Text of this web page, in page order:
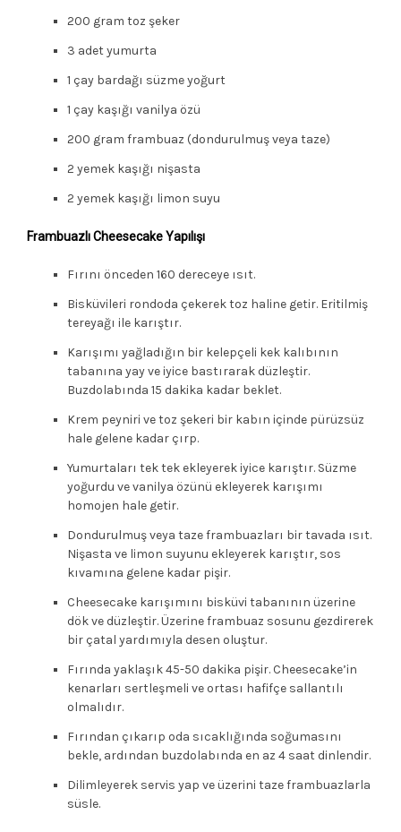
200 gram toz şeker
3 adet yumurta
1 çay bardağı süzme yoğurt
1 çay kaşığı vanilya özü
200 gram frambuaz (dondurulmuş veya taze)
2 yemek kaşığı nişasta
2 yemek kaşığı limon suyu
Frambuazlı Cheesecake Yapılışı
Fırını önceden 160 dereceye ısıt.
Bisküvileri rondoda çekerek toz haline getir. Eritilmiş
tereyağı ile karıştır.
Karışımı yağladığın bir kelepçeli kek kalıbının
tabanına yay ve iyice bastırarak düzleştir.
Buzdolabında 15 dakika kadar beklet.
Krem peyniri ve toz şekeri bir kabın içinde pürüzsüz
hale gelene kadar çırp.
Yumurtaları tek tek ekleyerek iyice karıştır. Süzme
yoğurdu ve vanilya özünü ekleyerek karışımı
homojen hale getir.
Dondurulmuş veya taze frambuazları bir tavada ısıt.
Nişasta ve limon suyunu ekleyerek karıştır, sos
kıvamına gelene kadar pişir.
Cheesecake karışımını bisküvi tabanının üzerine
dök ve düzleştir. Üzerine frambuaz sosunu gezdirerek
bir çatal yardımıyla desen oluştur.
Fırında yaklaşık 45-50 dakika pişir. Cheesecake’in
kenarları sertleşmeli ve ortası hafifçe sallantılı
olmalıdır.
Fırından çıkarıp oda sıcaklığında soğumasını
bekle, ardından buzdolabında en az 4 saat dinlendir.
Dilimleyerek servis yap ve üzerini taze frambuazlarla
süsle.